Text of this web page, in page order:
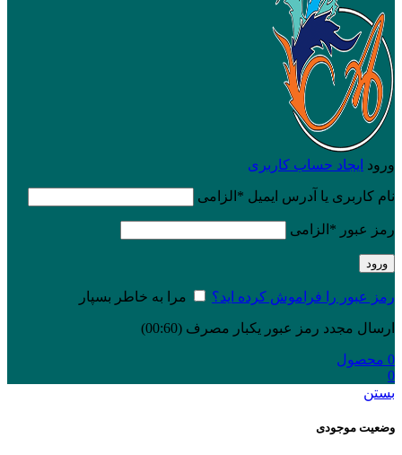
ورود ایجاد حساب کاربری
نام کاربری یا آدرس ایمیل * الزامی
رمز عبور * الزامی
ورود
رمز عبور را فراموش کرده اید؟ مرا به خاطر بسپار
ارسال مجدد رمز عبور یکبار مصرف (00:
60
)
0 محصول
0
بستن
وضعیت موجودی